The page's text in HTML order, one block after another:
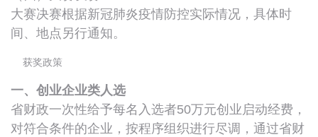
大赛决赛根据新冠肺炎疫情防控实际情况，具体时
间、地点另行通知。
获奖政策
一、创业企业类人选
省财政一次性给予每名入选者50万元创业启动经费，
对符合条件的企业，按程序组织进行尽调，通过省财